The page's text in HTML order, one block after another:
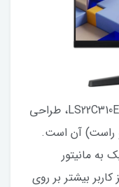
یکی از ویژگی‌های برجسته‌ی LS22C310EAMXUE، طراحی
راست) آن است.
مانیتور
بیشتر بر روی